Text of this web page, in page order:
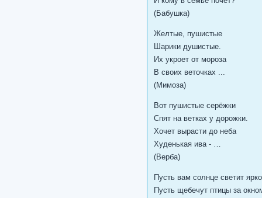
(Бабушка)
Желтые, пушистые
Шарики душистые.
Их укроет от мороза
В своих веточках ...
(Мимоза)
Вот пушистые серёжки
Спят на ветках у дорожки.
Хочет вырасти до неба
Худенькая ива - …
(Верба)
Пусть вам солнце светит
Пусть щебечут птицы за